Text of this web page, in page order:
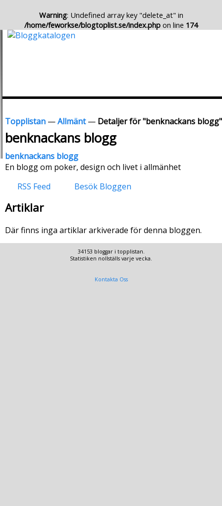
Warning: Undefined array key "delete_at" in
/home/feworkse/blogtoplist.se/index.php on line 174
Topplistan —Allmänt— Detaljer för "benknackans blogg"
benknackans blogg
benknackans blogg
En blogg om poker, design och livet i allmänhet
RSS Feed
Besök Bloggen
Artiklar
Där finns inga artiklar arkiverade för denna bloggen.
34153 bloggar i topplistan.
Statistiken nollställs varje vecka.
Kontakta Oss